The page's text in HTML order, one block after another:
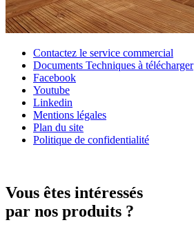
Contactez le service commercial
Documents Techniques à télécharger
Facebook
Youtube
Linkedin
Mentions légales
Plan du site
Politique de confidentialité
Vous êtes intéressés
par nos produits ?